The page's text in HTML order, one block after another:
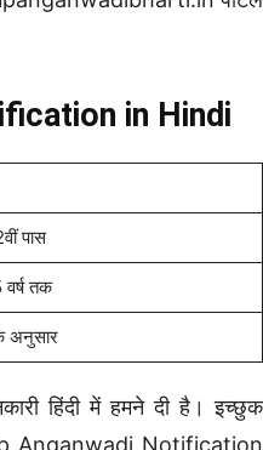
in Hindi
पास
तक
अनुसार
हिंदी में हमने दी है। इच्छुक
Anganwadi Notification